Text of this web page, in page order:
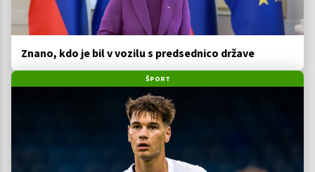
Znano, kdo je bil v vozilu s predsednico države
ŠPORT